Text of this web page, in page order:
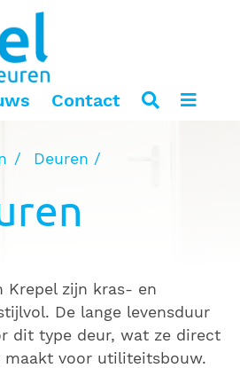
Contact
Deuren
Krepel zijn kras- en
De lange levensduur
dit type deur, wat ze direct
voor utiliteitsbouw.